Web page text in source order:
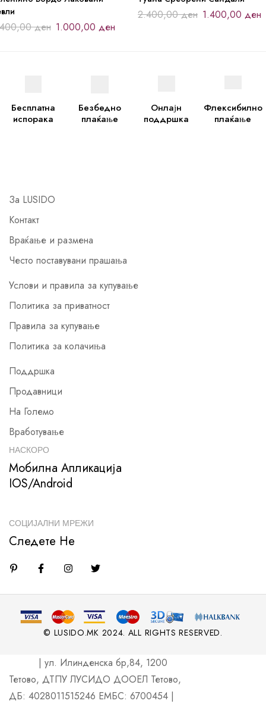
ден 1.000,00 ден
2.400,00ден 1.400,00 ден
Бесплатна
испорака
Безбедно
плаќање
Онлајн
поддршка
Флексибилно
плаќање
За LUSIDO
Контакт
Враќање и размена
Често поставувани прашања
Услови и правила за купување
Политика за приватност
Правила за купување
Политика за колачиња
Поддршка
Продавници
На Големо
Вработување
НАСКОРО
Мобилна Апликација
IOS/Android
СОЦИЈАЛНИ МРЕЖИ
Следете Не
© LUSIDO.MK 2024. ALL RIGHTS RESERVED.
| ул. Илинденска бр,84, 1200
Тетово, ДТПУ ЛУСИДО ДООЕЛ Тетово,
ДБ: 4028011515246 ЕМБС: 6700454 |